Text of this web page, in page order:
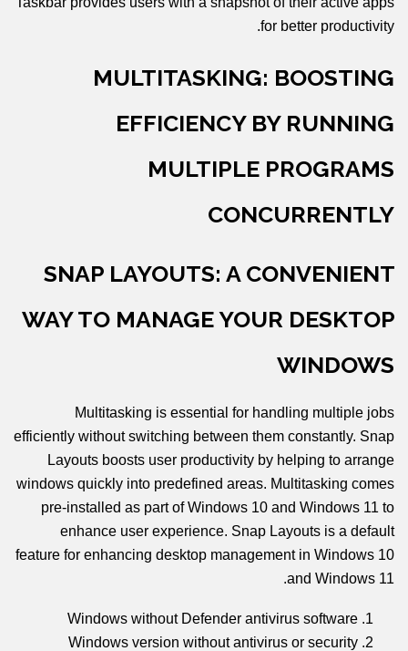
for better productivity.
MULTITASKING: BOOSTING
EFFICIENCY BY RUNNING
MULTIPLE PROGRAMS
CONCURRENTLY
SNAP LAYOUTS: A CONVENIENT
WAY TO MANAGE YOUR DESKTOP
WINDOWS
Multitasking is essential for handling multiple jobs
efficiently without switching between them constantly. Snap
Layouts boosts user productivity by helping to arrange
windows quickly into predefined areas. Multitasking comes
pre-installed as part of Windows 10 and Windows 11 to
enhance user experience. Snap Layouts is a default
feature for enhancing desktop management in Windows 10
and Windows 11.
Windows without Defender antivirus software
Windows version without antivirus or security